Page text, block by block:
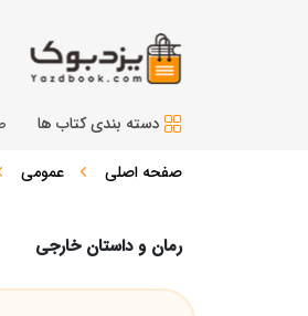
دسته بندی کتاب ها
صفحه اصلی
عمومی
رمان و داستان خارجی